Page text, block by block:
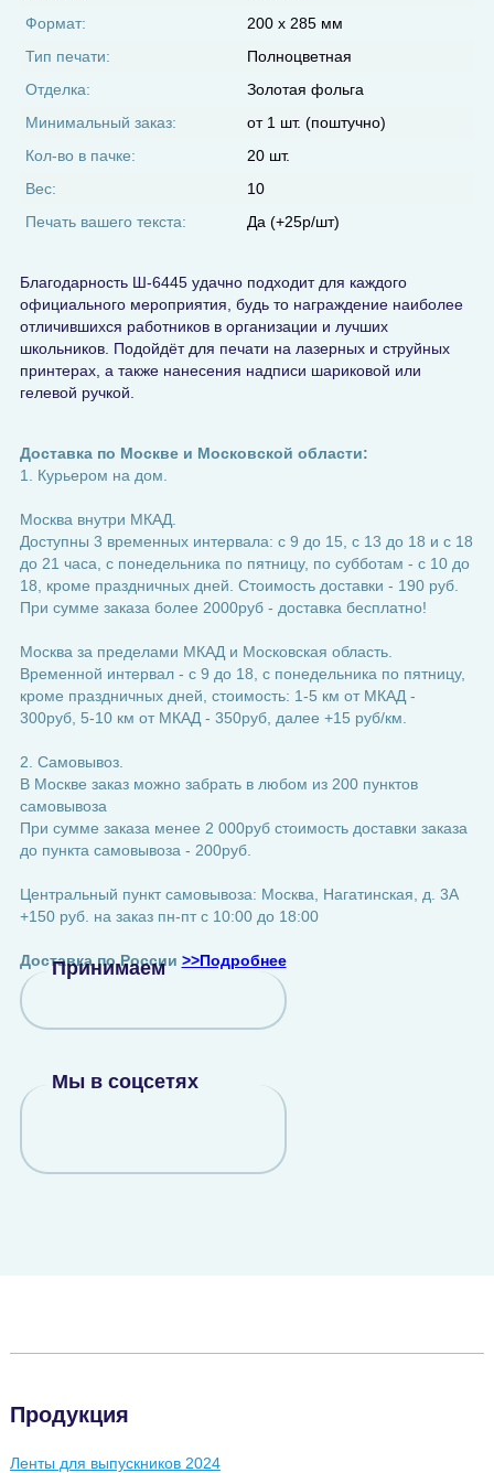
Формат:
200 х 285 мм
Тип печати:
Полноцветная
Отделка:
Золотая фольга
Минимальный заказ:
от 1 шт. (поштучно)
Кол-во в пачке:
20 шт.
Вес:
10
Печать вашего текста:
Да (+25р/шт)
Благодарность Ш-6445удачно подходит для каждого
официального мероприятия, будь то награждение наиболее
отличившихся работников в организации и лучших
школьников. Подойдёт для печати на лазерных и струйных
принтерах, а также нанесения надписи шариковой или
гелевой ручкой.
Доставка по Москве и Московской области:
1. Курьером на дом.
Москва внутри МКАД.
Доступны 3 временных интервала: с 9 до 15, с 13 до 18 и с 18
до 21 часа, с понедельника по пятницу, по субботам - с 10 до
18, кроме праздничных дней. Стоимость доставки - 190 руб.
При сумме заказа более 2000руб - доставка бесплатно!
Москва за пределами МКАД и Московская область.
Временной интервал - с 9 до 18, с понедельника по пятницу,
кроме праздничных дней, стоимость: 1-5 км от МКАД -
300руб, 5-10 км от МКАД - 350руб, далее +15 руб/км.
2. Самовывоз.
В Москве заказ можно забрать в любом из 200 пунктов
самовывоза
При сумме заказа менее 2 000руб стоимость доставки заказа
до пункта самовывоза - 200руб.
Центральный пункт самовывоза: Москва, Нагатинская, д. 3А
+150 руб. на заказ пн-пт с 10:00 до 18:00
Доставка по России >>Подробнее
Принимаем
Мы в соцсетях
Продукция
Ленты для выпускников 2024